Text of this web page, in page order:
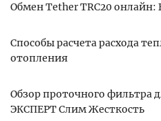
Обмен Tether TRC20
Способы расчета расхода
отопления
Обзор проточного фильтра
ЭКСПЕРТ Слим Жесткость